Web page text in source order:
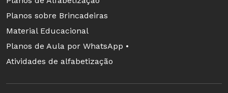
buraco onde estava a barra de ouro e imaginar
que ela ainda está lá. Pois, mesmo quando o
ouro estava lá, você não fazia uso dele".
Planos sobre Brincadeiras
Material Educacional
Planos de Aula por WhatsApp •
Atividades de alfabetização